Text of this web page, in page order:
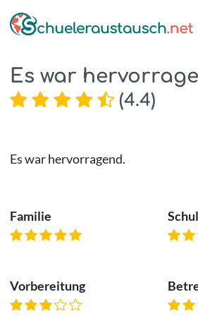
Es war
(4.4)
Es war hervorragend.
Familie
Vorbereitung